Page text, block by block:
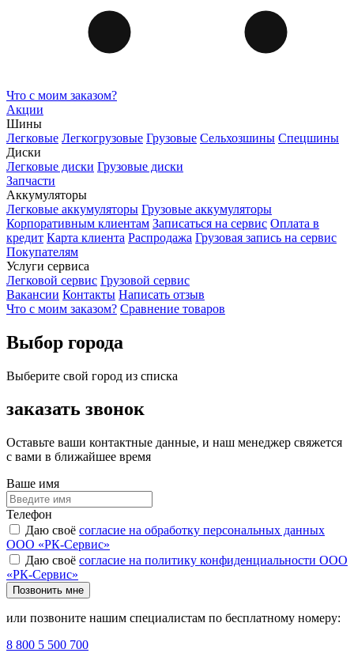
Что с моим заказом?
Акции
Шины
Легковые Легкогрузовые Грузовые Сельхозшины Спецшины
Диски
Легковые диски Грузовые диски
Запчасти
Аккумуляторы
Легковые аккумуляторы Грузовые аккумуляторы
Корпоративным клиентам Записаться на сервис Оплата в
кредит Карта клиента Распродажа Грузовая запись на сервис
Покупателям
Услуги сервиса
Легковой сервис Грузовой сервис
Вакансии Контакты Написать отзыв
Что с моим заказом? Сравнение товаров
Выбор города
Выберите свой город из списка
заказать звонок
Оставьте ваши контактные данные, и наш менеджер свяжется
с вами в ближайшее время
Ваше имя
Телефон
Даю своё согласие на обработку персональных данных
ООО «РК-Сервис»
Даю своё согласие на политику конфиденциальности ООО
«РК-Сервис»
Позвонить мне
или позвоните нашим специалистам по бесплатному номеру:
8 800 5 500 700